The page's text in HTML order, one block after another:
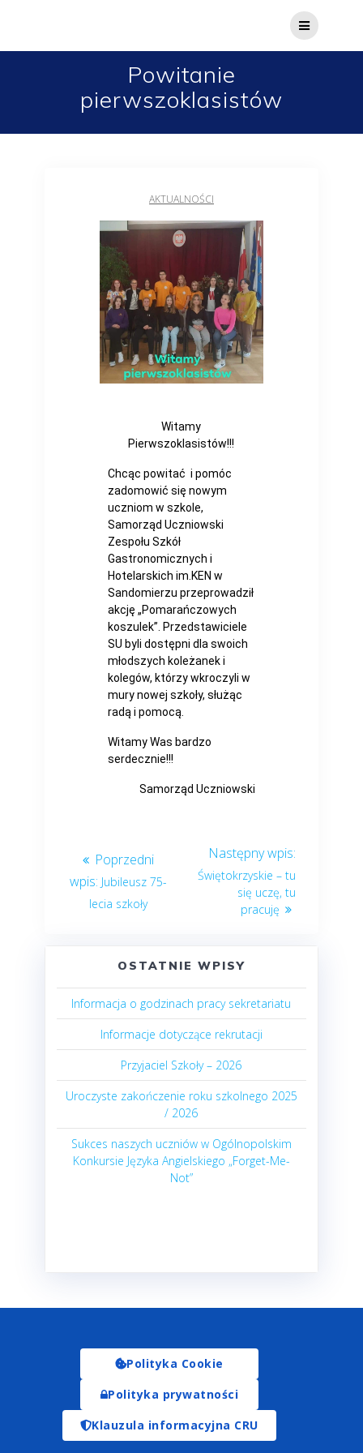
Powitanie
pierwszoklasistów
AKTUALNOŚCI
Witamy
Pierwszoklasistów!!!
Chcąc powitać i pomóc
zadomowić się nowym
uczniom w szkole,
Samorząd Uczniowski
Zespołu Szkół
Gastronomicznych i
Hotelarskich im.KEN w
Sandomierzu przeprowadził
akcję „Pomarańczowych
koszulek”. Przedstawiciele
SU byli dostępni dla swoich
młodszych koleżanek i
kolegów, którzy wkroczyli w
mury nowej szkoły, służąc
radą i pomocą.
Witamy Was bardzo
serdecznie!!!
Samorząd Uczniowski
Jubileusz 75-
lecia szkoły
Świętokrzyskie – tu
się uczę, tu
pracuję
OSTATNIE WPISY
Informacja o godzinach pracy sekretariatu
Informacje dotyczące rekrutacji
Przyjaciel Szkoły – 2026
Uroczyste zakończenie roku szkolnego 2025
/ 2026
Sukces naszych uczniów w Ogólnopolskim
Konkursie Języka Angielskiego „Forget-Me-
Not”
Polityka Cookie
Polityka prywatności
Klauzula informacyjna CRU